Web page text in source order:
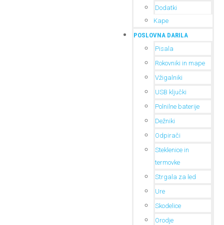
Dodatki
Kape
POSLOVNA DARILA
Pisala
Rokovniki in mape
Vžigalniki
USB ključki
Polnilne baterije
Dežniki
Odpirači
Steklenice in
termovke
Strgala za led
Ure
Skodelice
Orodje